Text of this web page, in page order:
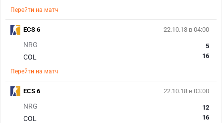
Перейти на матч
22.10.18 в 04:00
NRG
COL
5
16
Перейти на матч
ECS 6
22.10.18 в 03:00
NRG
COL
12
16
ECS 6